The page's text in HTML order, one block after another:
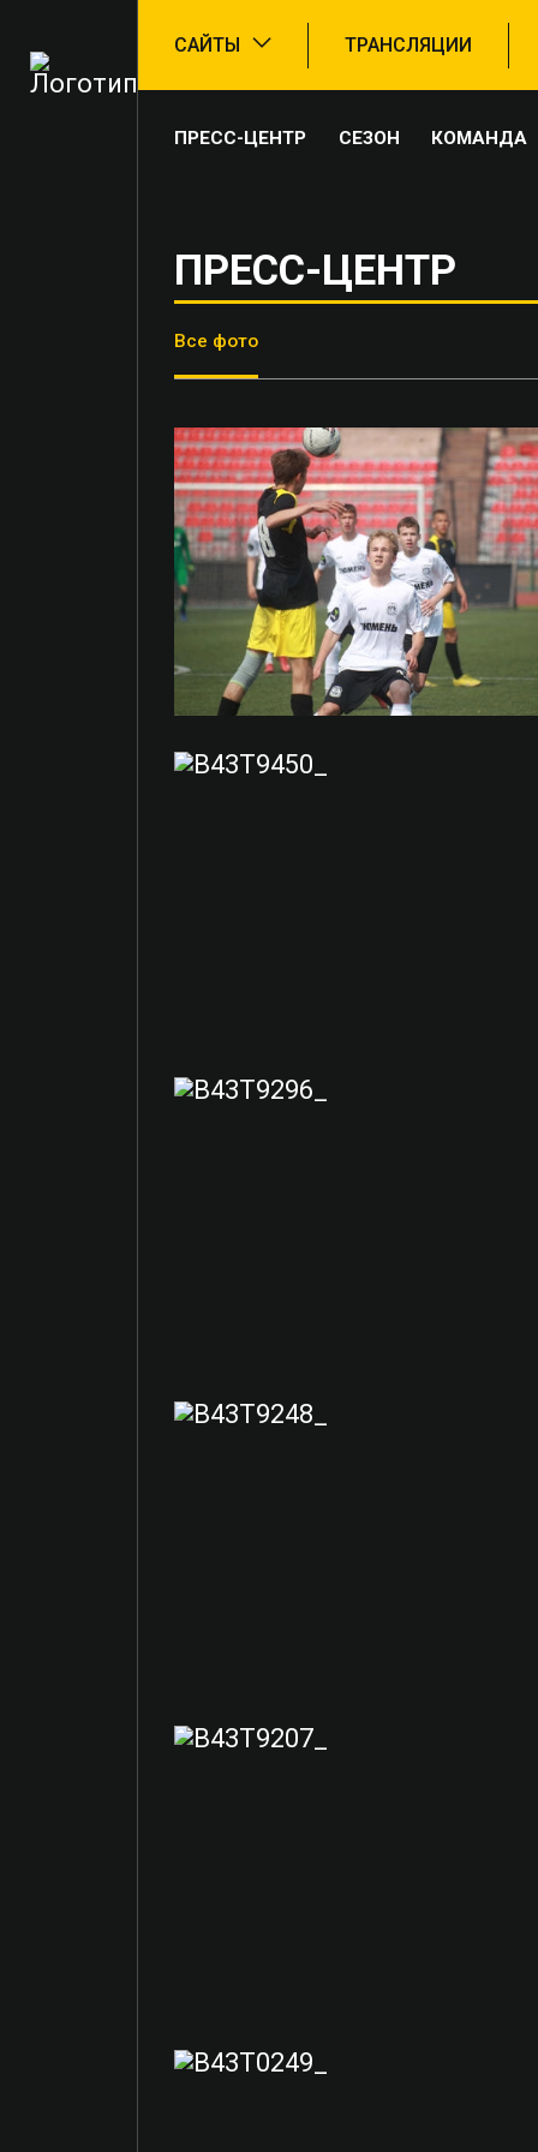
САЙТЫ ТРАНСЛЯЦИИ
ПРЕСС-ЦЕНТР СЕЗОН КОМАНДА
ПРЕСС-ЦЕНТР
Все фото